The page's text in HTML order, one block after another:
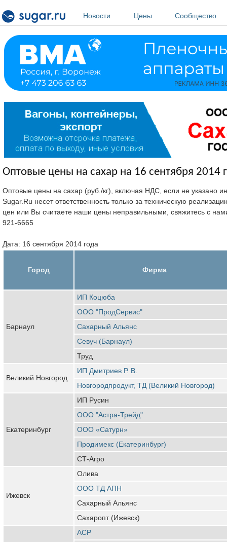
Новости
Цены Сообщество
Оптовые цены на сахар на 16 сентября 2014
Оптовые цены на сахар (руб./кг), включая НДС, если не указано
Sugar.Ru несет ответственность только за техническую
цен или Вы считаете наши цены неправильными, свяжитесь с
921-6665
Дата: 16 сентября 2014 года
Город Фирма
Барнаул
ИП Коцюба
ООО "ПродСервис"
Сахарный Альянс
Севуч (Барнаул)
Труд
Великий Новгород
ИП Дмитриев Р. В.
Новгородпродукт, ТД (Великий Новгород)
Екатеринбург
ИП Русин
ООО "Астра-Трейд"
ООО «Сатурн»
Продимекс (Екатеринбург)
СТ-Агро
Ижевск
Олива
ООО ТД АПН
Сахарный Альянс
Сахаропт (Ижевск)
АСР